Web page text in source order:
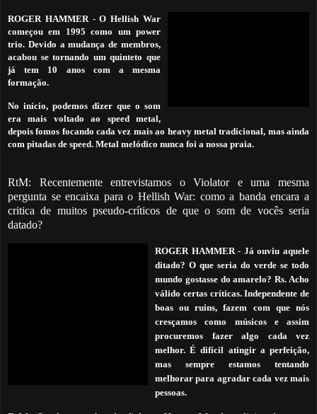
ROGER HAMMER-O Hellish War
começou em 1995 como um power
trio. Devido a mudança de membros,
acabou se tornando um quinteto que
já tem 10 anos com a mesma
formação.
No início, podemos dizer que o som
era mais voltado ao speed metal,
depois fomos focando cada vez mais ao heavy metal tradicional, mas ainda
com pitadas de speed. Metal melódico nunca foi a nossa praia.
RtM: Recentemente entrevistamos o Violator e uma mesma
pergunta se encaixa para o Hellish War: como a banda encara a
critica de muitos pseudo-críticos de que o som de vocês seria
datado?
ROGER HAMMER- Já ouviu aquele
ditado? O que seria do verde se todo
mundo gostasse do amarelo? Rs. Acho
válido certas críticas. Independente de
boas ou ruins, fazem com que nós
cresçamos como músicos e assim
procuremos fazer algo cada vez
melhor. É difícil atingir a perfeição,
mas sempre estamos tentando
melhorar para agradar cada vez mais
pessoas.